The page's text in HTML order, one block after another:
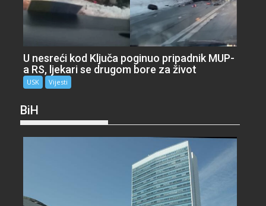
U nesreći kod Ključa poginuo pripadnik MUP-
a RS, ljekari se drugom bore za život
USK Vijesti
BiH